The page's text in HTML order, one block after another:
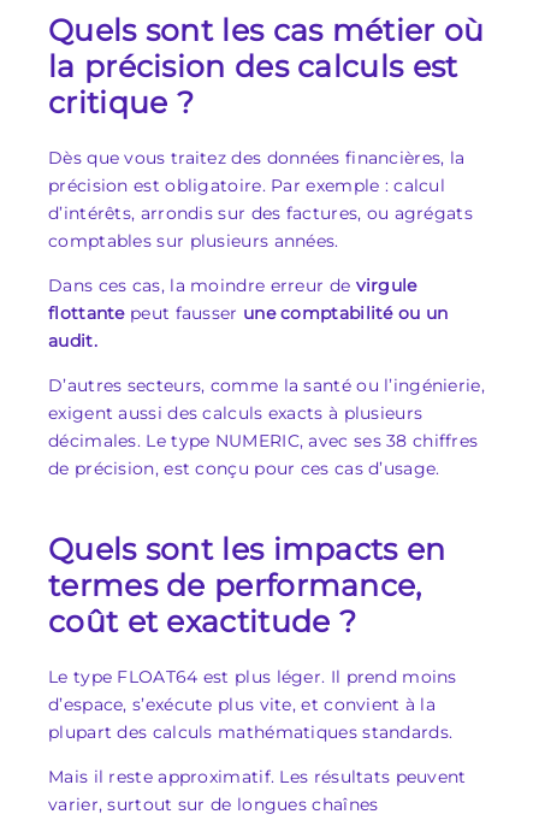
Quels sont les cas métier où
la précision des calculs est
critique ?
Dès que vous traitez des données financières, la
précision est obligatoire. Par exemple : calcul
d’intérêts, arrondis sur des factures, ou agrégats
comptables sur plusieurs années.
Dans ces cas, la moindre erreur de virgule
flottantepeut fausser une comptabilité ou un
audit.
D’autres secteurs, comme la santé ou l’ingénierie,
exigent aussi des calculs exacts à plusieurs
décimales. Le type NUMERIC, avec ses 38 chiffres
de précision, est conçu pour ces cas d’usage.
Quels sont les impacts en
termes de performance,
coût et exactitude ?
Le type FLOAT64 est plus léger. Il prend moins
d’espace, s’exécute plus vite, et convient à la
plupart des calculs mathématiques standards.
Mais il reste approximatif. Les résultats peuvent
varier, surtout sur de longues chaînes